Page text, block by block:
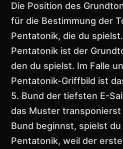
Die Position des
für die Bestimmung der
Pentatonik, die du
Pentatonik ist der
den du spielst. Im Falle
Pentatonik-Griffbild ist
5. Bund der tiefsten E-
das Muster transponierst
Bund beginnst, spielst
Pentatonik, weil der